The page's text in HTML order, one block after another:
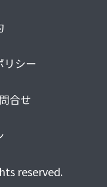
リシー
合せ
reserved.